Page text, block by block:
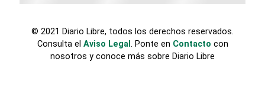
Economía Personal
Consulta Libre
© 2021 Diario Libre, todos los derechos reservados.
Consulta el Aviso Legal . Ponte en Contacto con
nosotros y conoce más sobre Diario Libre